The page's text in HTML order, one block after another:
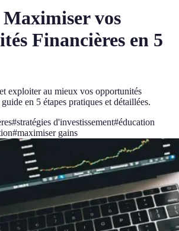
vos
Financières en 5
exploiter au mieux vos opportunités
en 5 étapes pratiques et détaillées.
#stratégies d'investissement#éducation
#maximiser gains